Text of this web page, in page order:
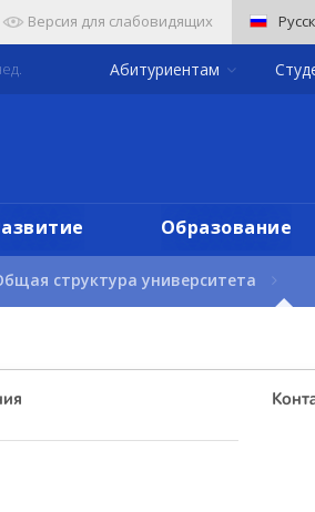
Версия для слабовидящих
Абитуриентам
Образование
структура университета